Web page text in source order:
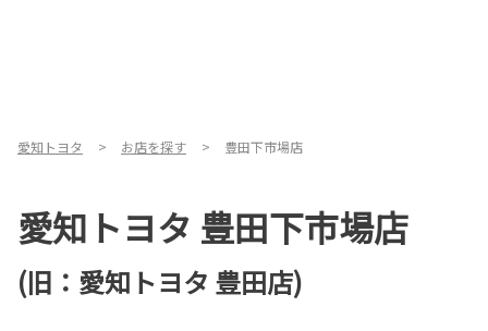
愛知トヨタ お店を探す 豊田下市場店
愛知トヨタ 豊田下市場店
(旧：愛知トヨタ 豊田店)